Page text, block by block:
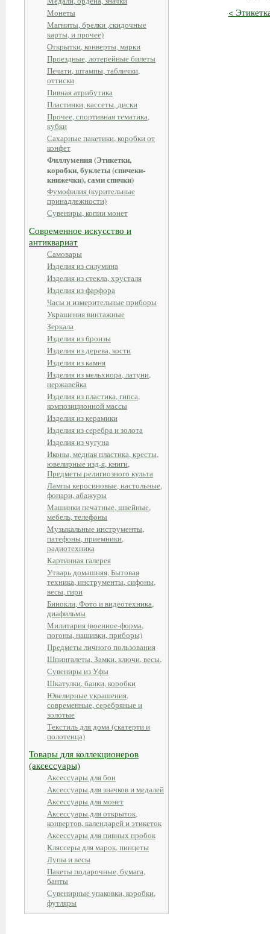
Монеты
Магниты, брелки ,скидочные
карты, и прочее)
Открытки, конверты, марки
Проездные, лотерейные билеты
Печати, штампы, таблички,
оттиски
Пивная атрибутика
Пластинки, кассеты, диски
Прочее, спортивная тематика,
кубки
Сахарные пакетики, коробки от
конфет
Филлумения (Этикетки,
коробки, буклеты (спичеки-
книжечки), сами спички)
Фумофилия (курительные
принадлежности)
Сувениры, копии монет
Современное искусство и
антиквариат
Самовары
Изделия из силумина
Изделия из стекла, хрусталя
Изделия из фарфора
Часы и измерительные приборы
Украшения винтажные
Зеркала
Изделия из бронзы
Изделия из дерева, кости
Изделия из камня
Изделия из мельхиора, латуни,
нержавейка
Изделия из пластика, гипса,
композиционной массы
Изделия из керамики
Изделия из серебра и золота
Изделия из чугуна
Иконы, медная пластика, кресты,
ювелирные изд-я, книги,
Предметы религиозного культа
Лампы керосиновые, настольные,
фонари, абажуры
Машинки печатные, швейные,
мебель, телефоны
Музыкальные инструменты,
патефоны, приемники,
радиотехника
Картинная галерея
Утварь домашняя, Бытовая
техника, инструменты, сифоны,
весы, гири
Бинокли, Фото и видеотехника,
диафильмы
Милитария (военное-форма,
погоны, нашивки, приборы)
Предметы личного пользования
Шпингалеты, Замки, ключи, весы,
Сувениры из Уфы
Шкатулки, банки, коробки
Ювелирные украшения,
современные, серебряные и
золотые
Текстиль для дома (скатерти и
полотенца)
Товары для коллекционеров
(аксессуары)
Аксессуары для бон
Аксессуары для значков и медалей
Аксессуары для монет
Аксессуары для открыток,
конвертов, календарей и этикеток
Аксессуары для пивных пробок
Кляссеры для марок, пинцеты
Лупы и весы
Пакеты подарочные, бумага,
банты
Сувенирные упаковки, коробки,
футляры
<